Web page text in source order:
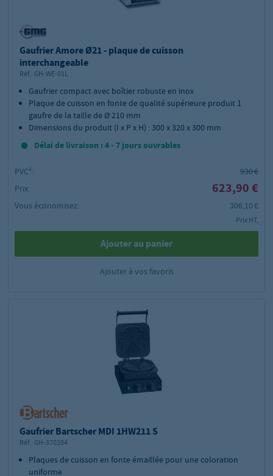
Gaufrier Amore Ø21 - plaque de cuisson
interchangeable
Réf.: GH-WE-01L
Gaufrier compact avec boîtier robuste en inox
Plaque de cuisson en fonte de qualité supérieure produit 1
gaufre de la taille de Ø 210 mm
Dimensions du produit (I x P x H) : 300 x 320 x 300 mm
Délai de livraison : 4 - 7 jours ouvrables
PVC²:
930 €
Prix:
623,90 €
Vous économisez: 306,10 €
Prix HT,
Ajouter au panier
Ajouter à vos favoris
Gaufrier Bartscher MDI 1HW211 S
Réf.: GH-370284
Plaques de cuisson en fonte émaillée pour une coloration
uniforme